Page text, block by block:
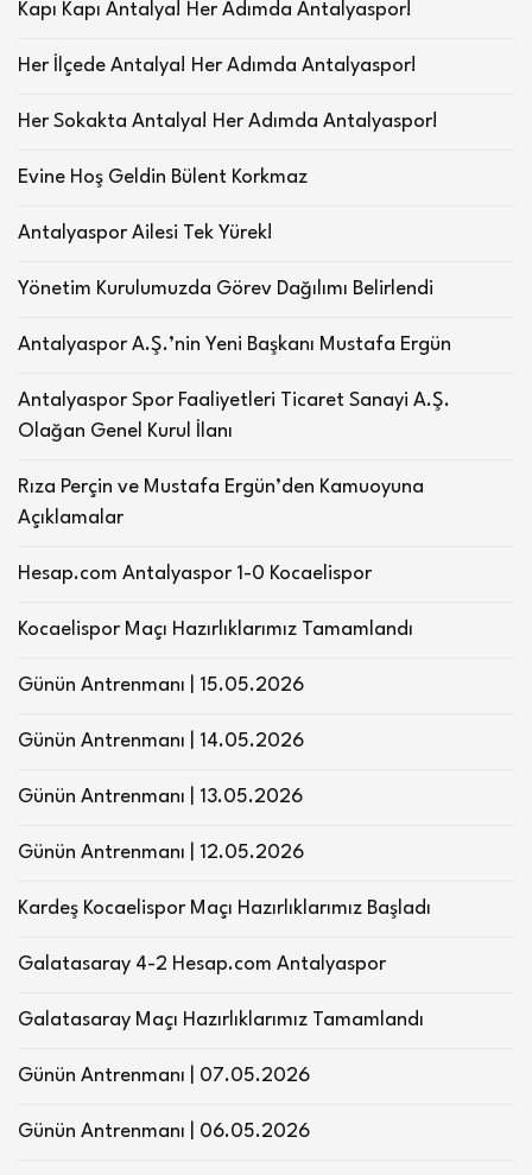
Kapı Kapı Antalya! Her Adımda Antalyaspor!
Her İlçede Antalya! Her Adımda Antalyaspor!
Her Sokakta Antalya! Her Adımda Antalyaspor!
Evine Hoş Geldin Bülent Korkmaz
Antalyaspor Ailesi Tek Yürek!
Yönetim Kurulumuzda Görev Dağılımı Belirlendi
Antalyaspor A.Ş.’nin Yeni Başkanı Mustafa Ergün
Antalyaspor Spor Faaliyetleri Ticaret Sanayi A.Ş.
Olağan Genel Kurul İlanı
Rıza Perçin ve Mustafa Ergün’den Kamuoyuna
Açıklamalar
Hesap.com Antalyaspor 1-0 Kocaelispor
Kocaelispor Maçı Hazırlıklarımız Tamamlandı
Günün Antrenmanı | 15.05.2026
Günün Antrenmanı | 14.05.2026
Günün Antrenmanı | 13.05.2026
Günün Antrenmanı | 12.05.2026
Kardeş Kocaelispor Maçı Hazırlıklarımız Başladı
Galatasaray 4-2 Hesap.com Antalyaspor
Galatasaray Maçı Hazırlıklarımız Tamamlandı
Günün Antrenmanı | 07.05.2026
Günün Antrenmanı | 06.05.2026